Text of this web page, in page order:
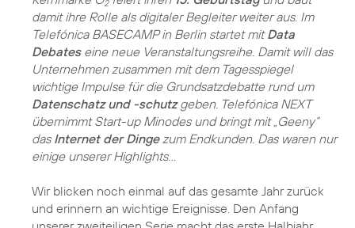
2
damit ihre Rolle als digitaler Begleiter weiter aus. Im
Telefónica BASECAMP in Berlin startet mitData
Debateseine neue Veranstaltungsreihe. Damit will das
Unternehmen zusammen mit dem Tagesspiegel
wichtige Impulse für die Grundsatzdebatte rund um
Datenschatz und -schutzgeben. Telefónica NEXT
übernimmt Start-up Minodes und bringt mit „Geeny“
das Internet der Dingezum Endkunden. Das waren nur
einige unserer Highlights…
Wir blicken noch einmal auf das gesamte Jahr zurück
und erinnern an wichtige Ereignisse. Den Anfang